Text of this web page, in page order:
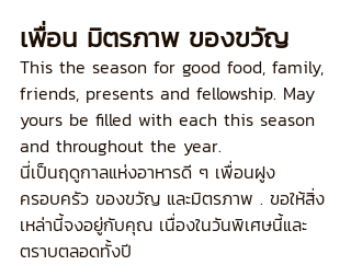
เพื่อน มิตรภาพ ของขวัญ
This the season for good food, family,
friends, presents and fellowship. May
yours be filled with each this season
and throughout the year.
นี่เป็นฤดูกาลแห่งอาหารดี ๆ เพื่อนฝูง
ครอบครัว ของขวัญ และมิตรภาพ . ขอให้สิ่ง
เหล่านี้จงอยู่กับคุณ เนื่องในวันพิเศษนี้และ
ตราบตลอดทั้งปี